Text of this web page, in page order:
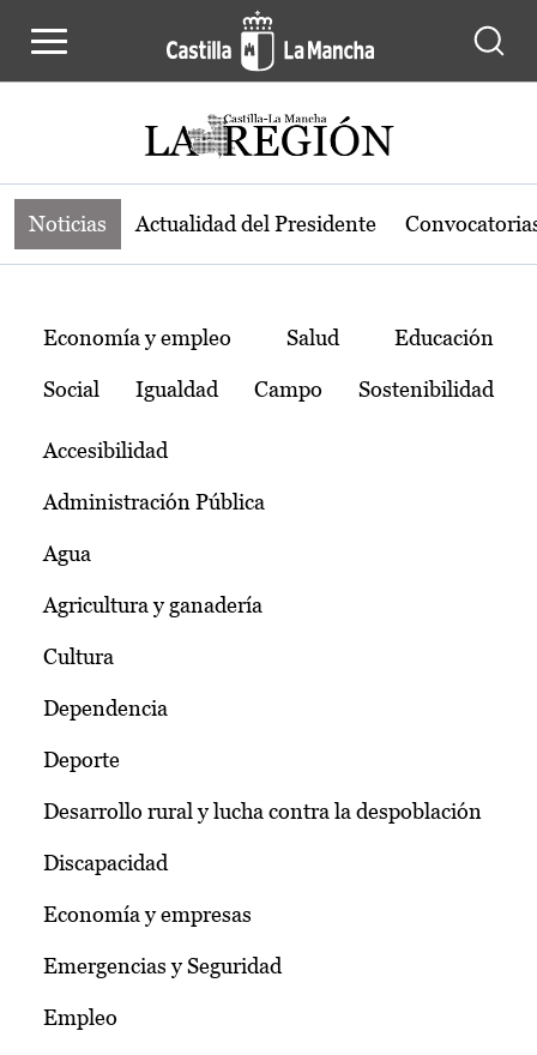
Noticias de la región de Castilla-La
Noticias Actualidad del Presidente
Temas
Economía y empleo Salud Educación
Social Igualdad Campo Sostenibilidad
Accesibilidad
Administración Pública
Agua
Agricultura y ganadería
Cultura
Dependencia
Deporte
Desarrollo rural y lucha contra la despoblación
Discapacidad
Economía y empresas
Emergencias y Seguridad
Empleo